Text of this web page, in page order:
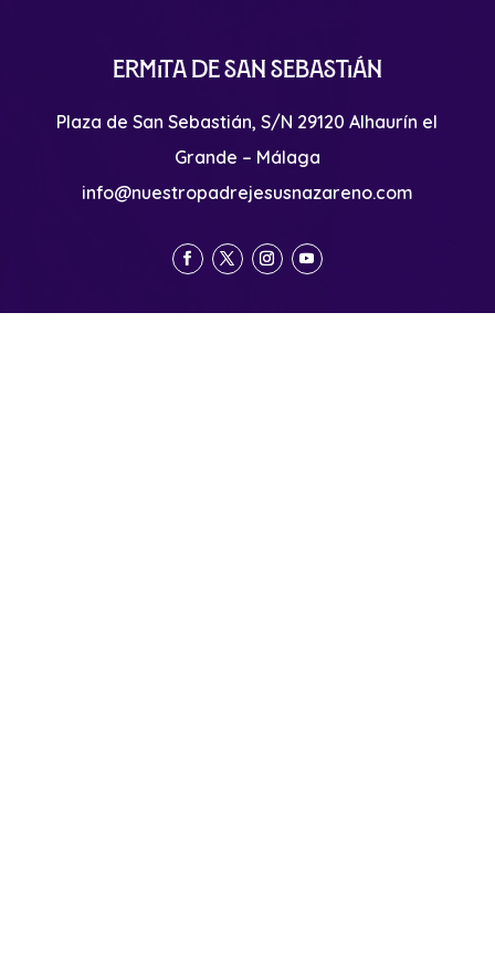
Ermita de San Sebastián
Plaza de San Sebastián, S/N 29120 Alhaurín el
Grande – Málaga
info@nuestropadrejesusnazareno.com